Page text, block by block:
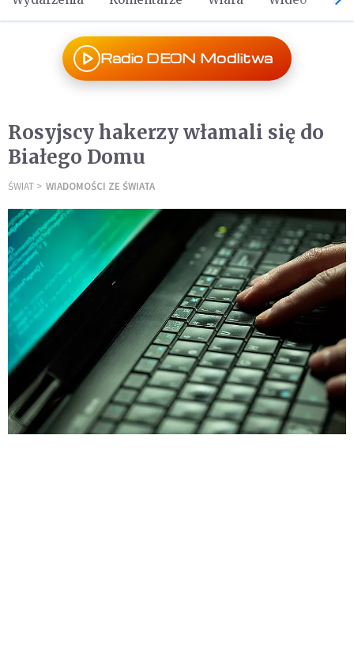
Radio DEON Modlitwa
Rosyjscy hakerzy włamali się do
Białego Domu
ŚWIAT WIADOMOŚCI ZE ŚWIATA